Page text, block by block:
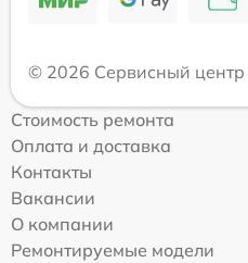
© 2026 Сервисный центр
Стоимость ремонта
Оплата и доставка
Контакты
Вакансии
О компании
Ремонтируемые модели